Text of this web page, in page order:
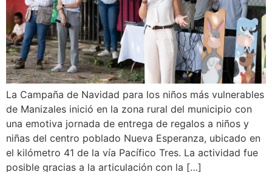
La Campaña de Navidad para los niños más vulnerables
de Manizales inició en la zona rural del municipio con
una emotiva jornada de entrega de regalos a niños y
niñas del centro poblado Nueva Esperanza, ubicado en
el kilómetro 41 de la vía Pacífico Tres. La actividad fue
posible gracias a la articulación con la […]